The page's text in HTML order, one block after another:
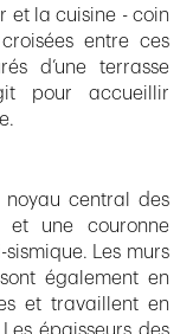
et la cuisine - coin
entre ces
d’une terrasse
pour accueillir
noyau central des
et une couronne
Les murs
également en
et travaillent en
épaisseurs des